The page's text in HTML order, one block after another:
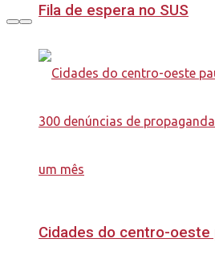
Fila de espera no SUS
Cidades do centro-oeste